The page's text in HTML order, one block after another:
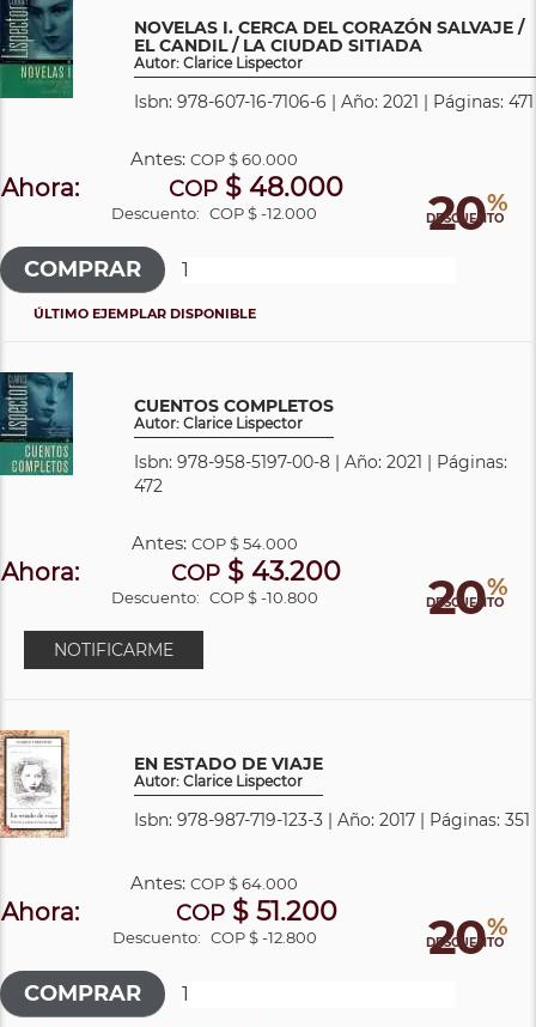
NOVELAS I. CERCA DEL CORAZÓN SALVAJE /
EL CANDIL / LA CIUDAD SITIADA
Autor: Clarice Lispector
Isbn: 978-607-16-7106-6 | Año: 2021 | Páginas: 471
20%
DESCUENTO
Antes:COP$ 60.000
Ahora: COP $ 48.000
Descuento: COP $ -12.000
ÚLTIMO EJEMPLAR DISPONIBLE
CUENTOS COMPLETOS
Autor: Clarice Lispector
Isbn: 978-958-5197-00-8 | Año: 2021 | Páginas:
472
20%
DESCUENTO
Antes: COP$ 54.000
Ahora: COP $ 43.200
Descuento: COP $ -10.800
NOTIFICARME
EN ESTADO DE VIAJE
Autor: Clarice Lispector
Isbn: 978-987-719-123-3 | Año: 2017 | Páginas: 351
20%
DESCUENTO
Antes:COP$ 64.000
Ahora: COP$ 51.200
Descuento: COP $ -12.800